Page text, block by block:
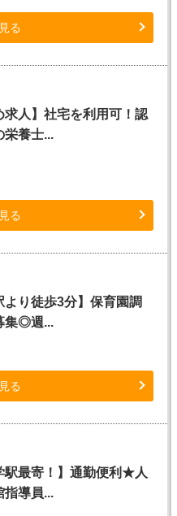
る
求人】社宅を利用可！認
栄養士...
る
より徒歩3分】保育園調
集◎週...
る
駅最寄！】通勤便利★人
指導員...